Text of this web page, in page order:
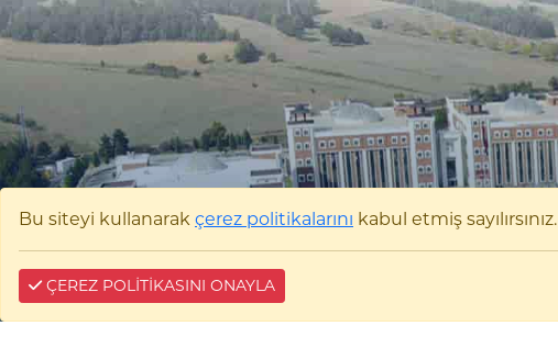
Bu siteyi kullanarak çerez politikalarını kabul etmiş sayılırsınız.
ÇEREZ POLİTİKASINI ONAYLA